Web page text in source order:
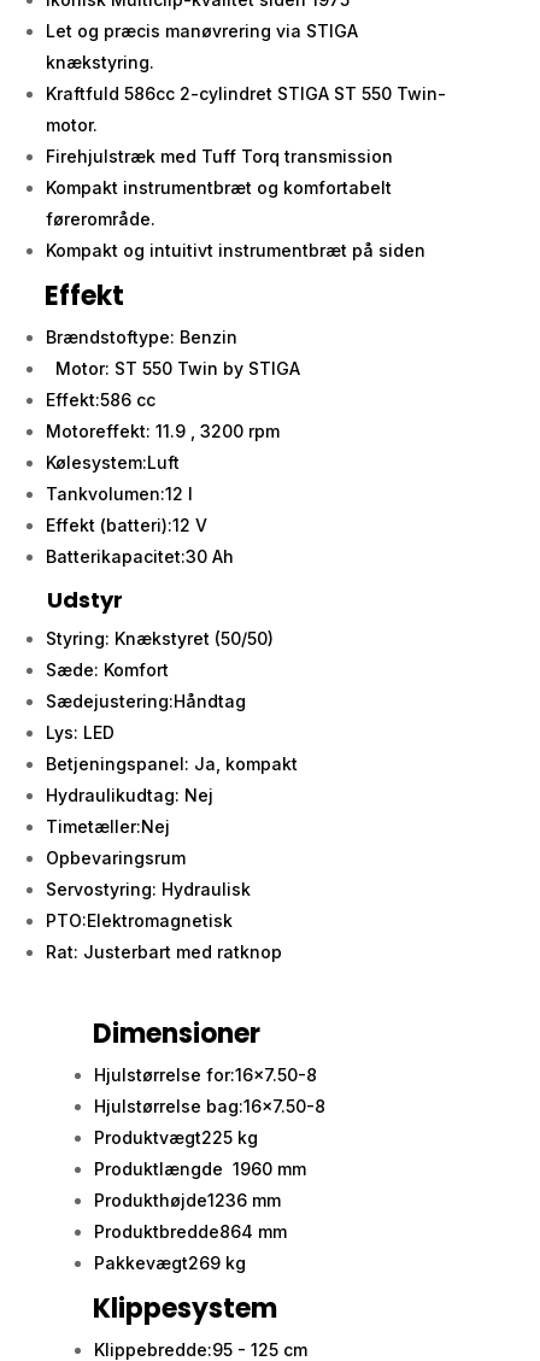
Let og præcis manøvrering via STIGA
knækstyring.
Kraftfuld 586cc 2-cylindret STIGA ST 550 Twin-
motor.
Firehjulstræk med Tuff Torq transmission
Kompakt instrumentbræt og komfortabelt
førerområde.
Kompakt og intuitivt instrumentbræt på siden
Effekt
Brændstoftype: Benzin
Motor: ST 550 Twin by STIGA
Effekt:586 cc
Motoreffekt: 11.9 , 3200 rpm
Kølesystem:Luft
Tankvolumen:12 l
Effekt (batteri):12 V
Batterikapacitet:30 Ah
Udstyr
Styring: Knækstyret (50/50)
Sæde: Komfort
Sædejustering:Håndtag
Lys: LED
Betjeningspanel: Ja, kompakt
Hydraulikudtag: Nej
Timetæller:Nej
Opbevaringsrum
Servostyring: Hydraulisk
PTO:Elektromagnetisk
Rat: Justerbart med ratknop
Dimensioner
Hjulstørrelse for:16x7.50-8
Hjulstørrelse bag:16x7.50-8
Produktvægt225 kg
Produktlængde 1960 mm
Produkthøjde1236 mm
Produktbredde864 mm
Pakkevægt269 kg
Klippesystem
Klippebredde:95 - 125 cm